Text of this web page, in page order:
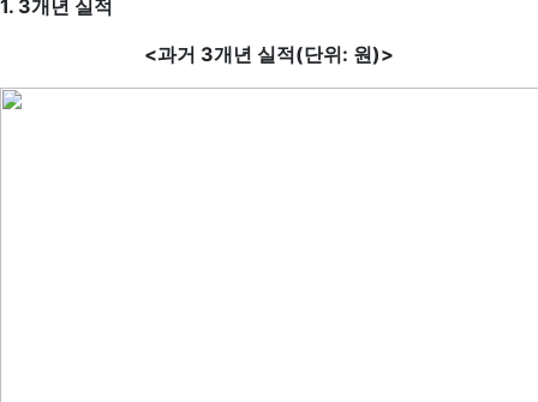
1. 3개년 실적
<과거 3개년 실적(단위: 원)>